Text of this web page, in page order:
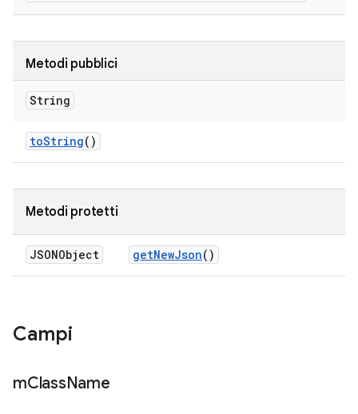
Metodi pubblici
String
toString()
Metodi protetti
JSONObject getNewJson()
Campi
mClassName